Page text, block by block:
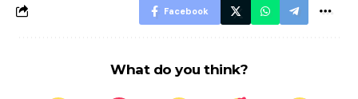
Facebook
What do you think?